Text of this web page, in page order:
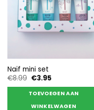
Naïf mini set
€8.99 Oorspronkelijke
was:
€8.99.
€3.95Huidige
is:
€3.95.
TOEVOEGEN AAN
WINKELWAGEN